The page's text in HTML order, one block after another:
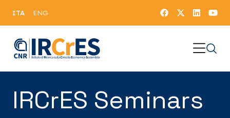
ITA ENG
IRCrES Seminars